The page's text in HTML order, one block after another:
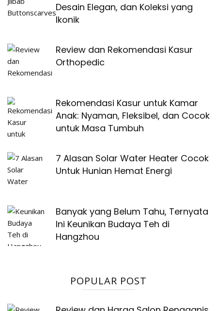
Desain Elegan, dan Koleksi yang
Ikonik
Review dan Rekomendasi Kasur
Orthopedic
Rekomendasi Kasur untuk Kamar
Anak: Nyaman, Fleksibel, dan Cocok
untuk Masa Tumbuh
7 Alasan Solar Water Heater Cocok
Untuk Hunian Hemat Energi
Banyak yang Belum Tahu, Ternyata
Ini Keunikan Budaya Teh di
Hangzhou
POPULAR POST